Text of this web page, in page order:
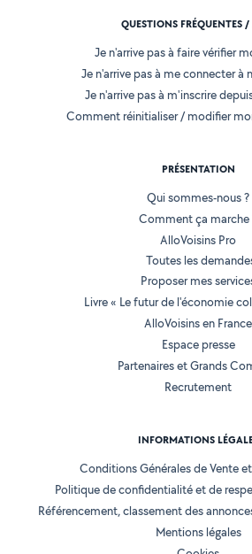
QUESTIONS FRÉQUENTES
Je n'arrive pas à faire vérifier
Je n'arrive pas à me connecter
Je n'arrive pas à m'inscrire
Comment réinitialiser / modifier
PRÉSENTATION
Qui sommes-nous ?
Comment ça marche
AlloVoisins Pro
Toutes les
Proposer mes
Livre « Le futur de l'économie
AlloVoisins en France
Espace presse
Partenaires et Grands
Recrutement
INFORMATIONS
Conditions Générales de Vente
Politique de confidentialité et de
Référencement, classement des
Mentions légales